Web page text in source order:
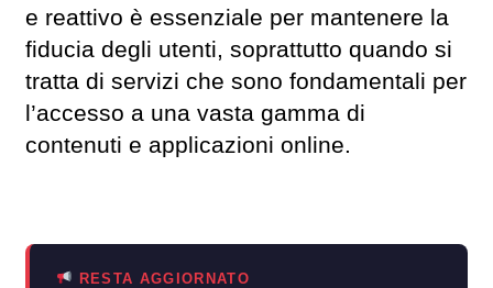
e reattivo è essenziale per mantenere la
fiducia degli utenti, soprattutto quando si
tratta di servizi che sono fondamentali per
l’accesso a una vasta gamma di
contenuti e applicazioni online.
RESTA AGGIORNATO